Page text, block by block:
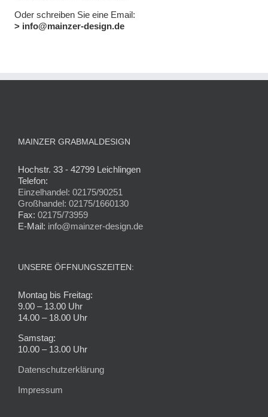
Oder schreiben Sie eine Email:
> info@mainzer-design.de
MAINZER GRABMALDESIGN
Hochstr. 33 - 42799 Leichlingen
Telefon:
Einzelhandel: 02175/90251
Großhandel: 02175/1660130
Fax: 02175/73959
E-Mail: info@mainzer-design.de
UNSERE ÖFFNUNGSZEITEN:
Montag bis Freitag:
9.00 – 13.00 Uhr
14.00 – 18.00 Uhr
Samstag:
10.00 – 13.00 Uhr
Datenschutzerklärung
Impressum